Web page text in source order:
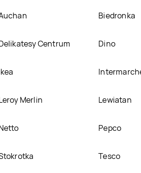
Biedronka
Centrum Dino
Merlin Lewiatan
Pepco
Tesco